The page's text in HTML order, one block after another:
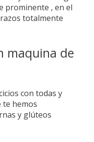
prominente , en el
totalmente
maquina de
con todas y
te hemos
y glúteos